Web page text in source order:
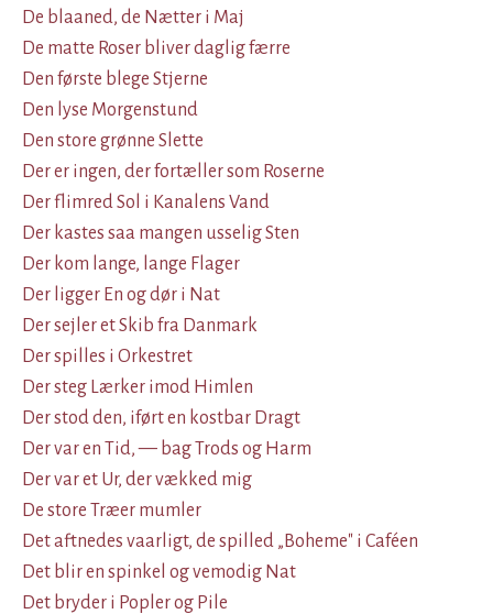
De blaaned, de Nætter i Maj
De matte Roser bliver daglig færre
Den første blege Stjerne
Den lyse Morgenstund
Den store grønne Slette
Der er ingen, der fortæller som Roserne
Der flimred Sol i Kanalens Vand
Der kastes saa mangen usselig Sten
Der kom lange, lange Flager
Der ligger En og dør i Nat
Der sejler et Skib fra Danmark
Der spilles i Orkestret
Der steg Lærker imod Himlen
Der stod den, iført en kostbar Dragt
Der var en Tid, — bag Trods og Harm
Der var et Ur, der vækked mig
De store Træer mumler
Det aftnedes vaarligt, de spilled „Boheme" i Caféen
Det blir en spinkel og vemodig Nat
Det bryder i Popler og Pile